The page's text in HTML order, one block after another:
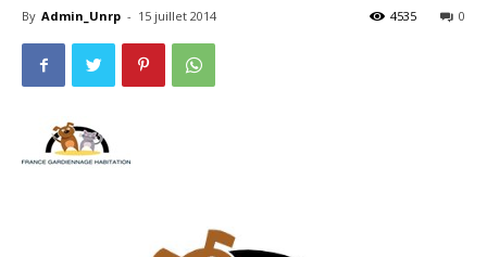
By Admin_Unrp - 15 juillet 2014 0
4535